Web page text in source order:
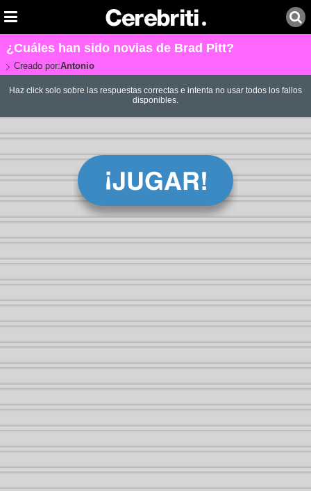
¿Cuáles han sido novias de Brad Pitt?
Creado por:Antonio
Haz click solo sobre las respuestas correctas e intenta no usar todos los fallos
disponibles.